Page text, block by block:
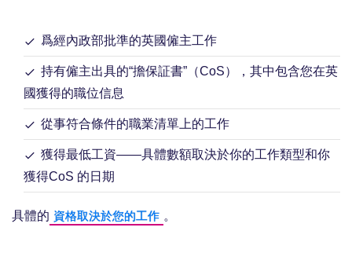
爲經內政部批準的英國僱主工作
持有僱主出具的“擔保証書”（CoS），其中包含您在英
國獲得的職位信息
從事符合條件的職業清單上的工作
獲得最低工資——具體數額取決於你的工作類型和你
獲得CoS 的日期
具體的 資格取決於您的工作 。